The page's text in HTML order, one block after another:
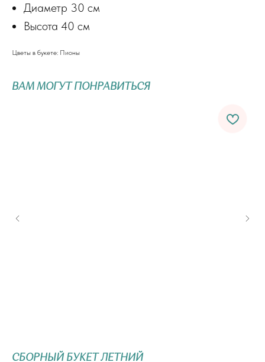
Диаметр 30 см
Высота 40 см
Цветы в букете: Пионы
ВАМ МОГУТ ПОНРАВИТЬСЯ
СБОРНЫЙ БУКЕТ ЛЕТНИЙ